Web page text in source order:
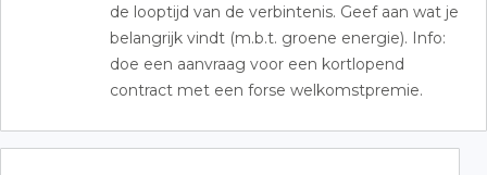
de looptijd van de verbintenis. Geef aan wat je
belangrijk vindt (m.b.t. groene energie). Info:
doe een aanvraag voor een kortlopend
contract met een forse welkomstpremie.